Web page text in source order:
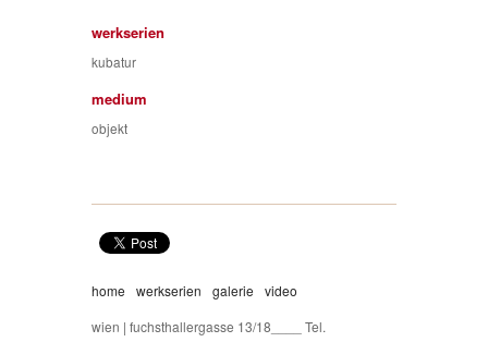
werkserien
kubatur
medium
objekt
home werkserien galerie
video
wien | fuchsthallergasse 13/18____ Tel.